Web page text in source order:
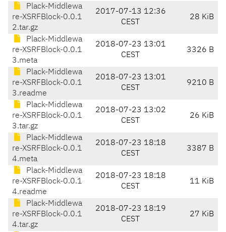
Plack-Middlewa
re-XSRFBlock-0.0.1
2.tar.gz
2017-07-13 12:36
CEST
28 KiB
Plack-Middlewa
re-XSRFBlock-0.0.1
3.meta
2018-07-23 13:01
CEST
3326 B
Plack-Middlewa
re-XSRFBlock-0.0.1
3.readme
2018-07-23 13:01
CEST
9210 B
Plack-Middlewa
re-XSRFBlock-0.0.1
3.tar.gz
2018-07-23 13:02
CEST
26 KiB
Plack-Middlewa
re-XSRFBlock-0.0.1
4.meta
2018-07-23 18:18
CEST
3387 B
Plack-Middlewa
re-XSRFBlock-0.0.1
4.readme
2018-07-23 18:18
CEST
11 KiB
Plack-Middlewa
re-XSRFBlock-0.0.1
4.tar.gz
2018-07-23 18:19
CEST
27 KiB